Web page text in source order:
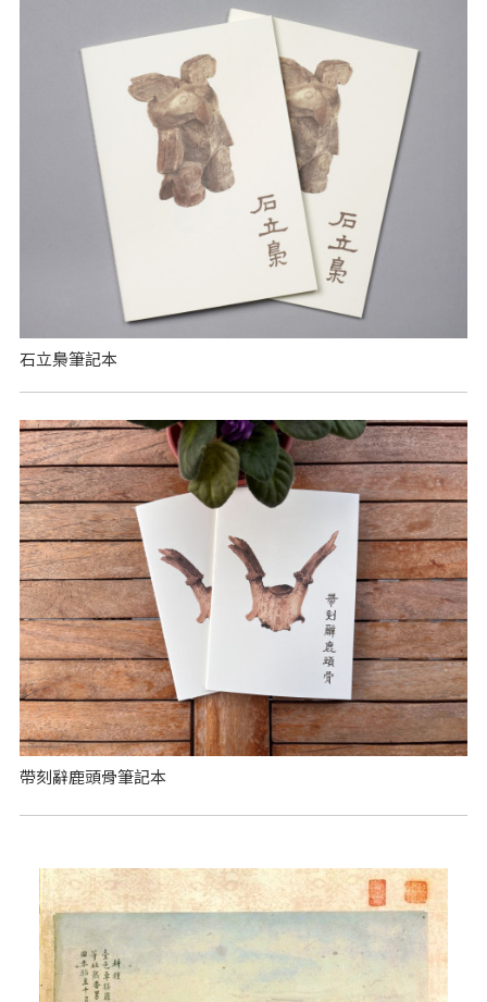
石立梟筆記本
帶刻辭鹿頭骨筆記本